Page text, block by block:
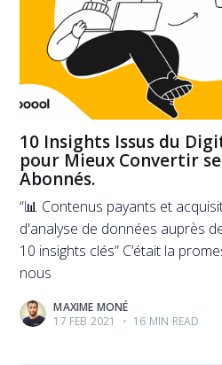
10 Insights Issus du
pour Mieux Convertir
Abonnés.
“📊 Contenus payants et
d'analyse de données auprès
10 insights clés” C’était la
nous
MAXIME MONÉ
17 FEB 2021
• 16 MIN READ